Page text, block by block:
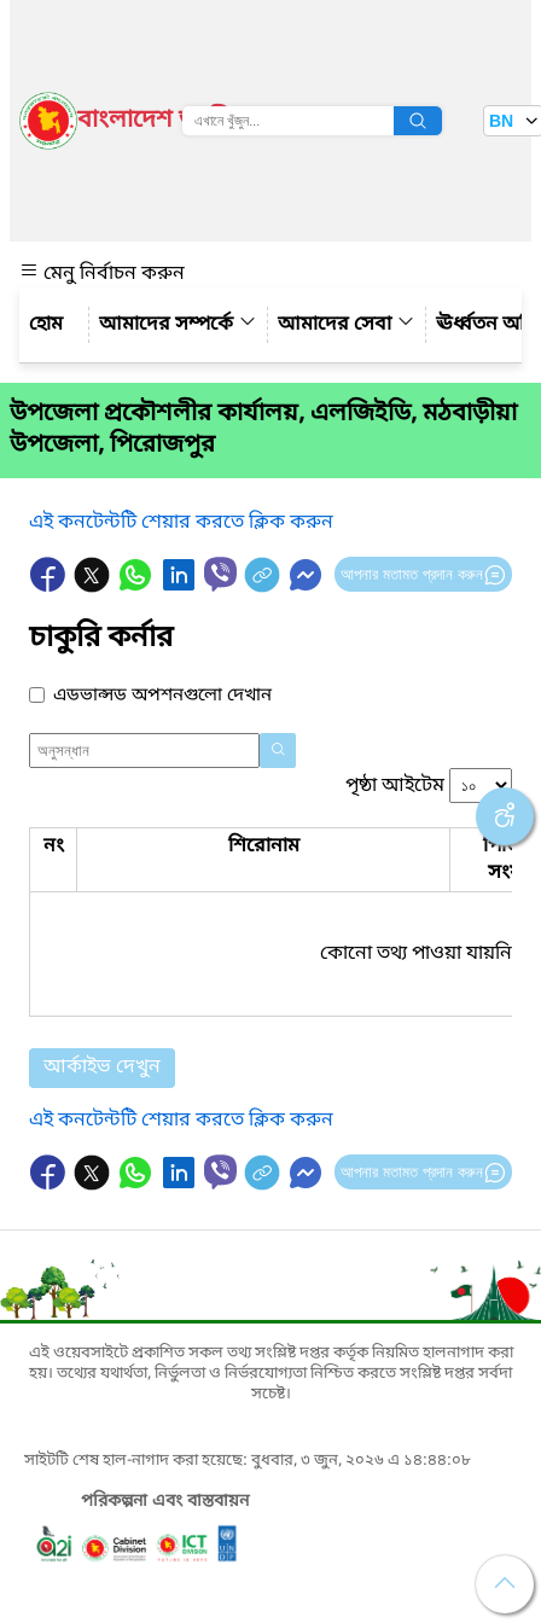
বাংলাদেশ জাতীয় তথ্য বাতায়ন BN
মেনু নির্বাচন করুন
আমাদের সম্পর্কে
আমাদের সেবা ঊর্ধ্বতন
উপজেলা প্রকৌশলীর কার্যালয়, এলজিইডি, মঠবাড়ীয়া
উপজেলা, পিরোজপুর
এই কনটেন্টটি শেয়ার করতে ক্লিক করুন
আপনার মতামত প্রদান করুন
চাকুরি কর্নার
এডভান্সড অপশনগুলো দেখান
পৃষ্ঠা আইটেম
নং শিরোনাম
কোনো তথ্য পাওয়া যায়নি।
আর্কাইভ দেখুন
এই কনটেন্টটি শেয়ার করতে ক্লিক করুন
আপনার মতামত প্রদান করুন
এই ওয়েবসাইটে প্রকাশিত সকল তথ্য সংশ্লিষ্ট দপ্তর কর্তৃক নিয়মিত হালনাগাদ করা
হয়। তথ্যের যথার্থতা, নির্ভুলতা ও নির্ভরযোগ্যতা নিশ্চিত করতে সংশ্লিষ্ট দপ্তর সর্বদা
সচেষ্ট।
সাইটটি শেষ হাল-নাগাদ করা হয়েছে: বুধবার, ৩ জুন, ২০২৬ এ ১৪:৪৪:০৮
পরিকল্পনা এবং বাস্তবায়ন